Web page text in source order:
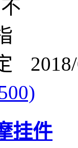
挂件